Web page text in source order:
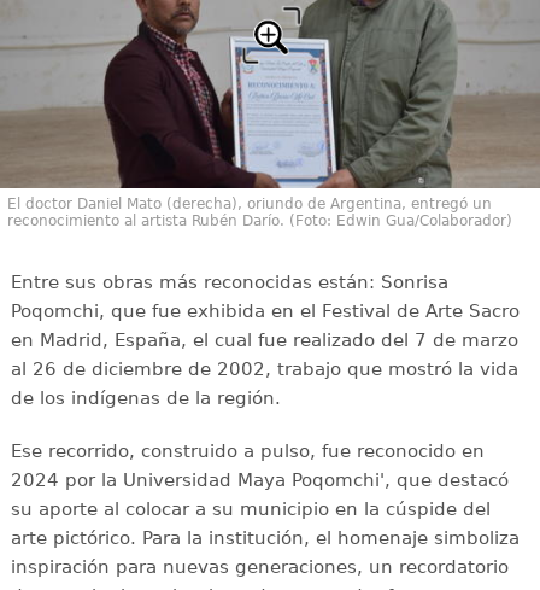
El doctor Daniel Mato (derecha), oriundo de Argentina, entregó un
reconocimiento al artista Rubén Darío. (Foto: Edwin Gua/Colaborador)
Entre sus obras más reconocidas están: Sonrisa
Poqomchi, que fue exhibida en el Festival de Arte Sacro
en Madrid, España, el cual fue realizado del 7 de marzo
al 26 de diciembre de 2002, trabajo que mostró la vida
de los indígenas de la región.
Ese recorrido, construido a pulso, fue reconocido en
2024 por la Universidad Maya Poqomchi', que destacó
su aporte al colocar a su municipio en la cúspide del
arte pictórico. Para la institución, el homenaje simboliza
inspiración para nuevas generaciones, un recordatorio